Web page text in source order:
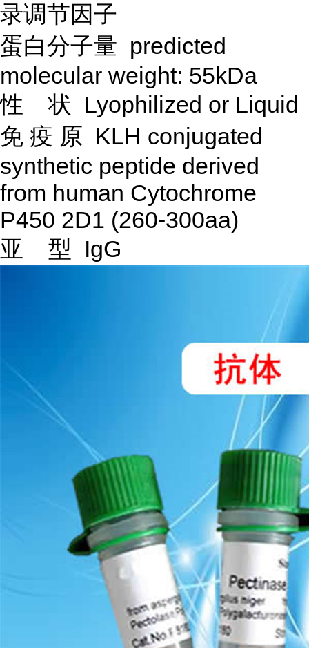
录调节因子
蛋白分子量 predicted
molecular weight: 55kDa
性
状 Lyophilized or Liquid
免 疫 原 KLH conjugated
synthetic peptide derived
from human Cytochrome
P450 2D1 (260-300aa)
亚
型 IgG